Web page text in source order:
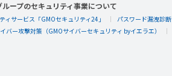
ープのセキュリティ事業について
ィサービス「GMOセキュリティ24」 パスワード漏洩診断
バー攻撃対策（GMOサイバーセキュリティ byイエラエ）